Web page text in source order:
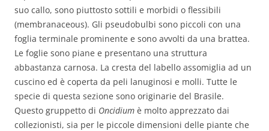
suo callo, sono piuttosto sottili e morbidi o flessibili
(membranaceous). Gli pseudobulbi sono piccoli con una
foglia terminale prominente e sono avvolti da una brattea.
Le foglie sono piane e presentano una struttura
abbastanza carnosa. La cresta del labello assomiglia ad un
cuscino ed è coperta da peli lanuginosi e molli. Tutte le
specie di questa sezione sono originarie del Brasile.
Questo gruppetto di Oncidium è molto apprezzato dai
collezionisti, sia per le piccole dimensioni delle piante che